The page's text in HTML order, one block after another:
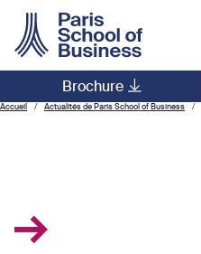
Brochure
Main navigation
Accueil Actualités de Paris School of Business